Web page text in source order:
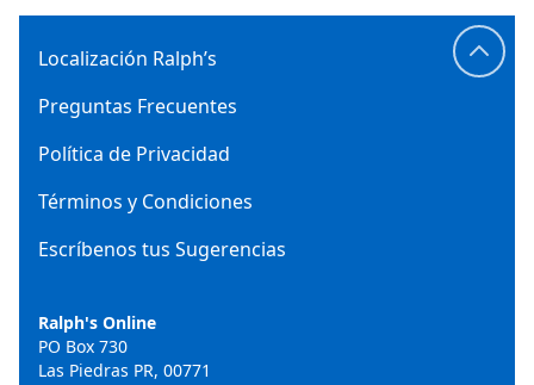
Localización Ralph’s
Preguntas Frecuentes
Política de Privacidad
Términos y Condiciones
Escríbenos tus Sugerencias
Ralph's Online
PO Box 730
Las Piedras PR, 00771